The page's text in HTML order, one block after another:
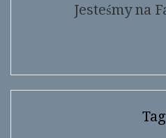
Jesteśmy na